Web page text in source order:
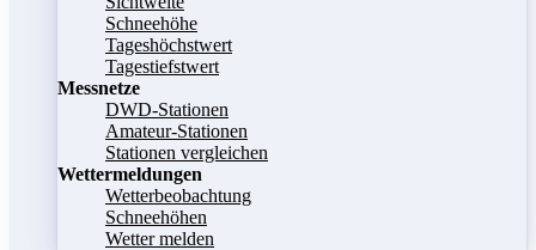
Schneehöhe
Tageshöchstwert
Tagestiefstwert
Messnetze
DWD-Stationen
Amateur-Stationen
Stationen vergleichen
Wettermeldungen
Wetterbeobachtung
Schneehöhen
Wetter melden